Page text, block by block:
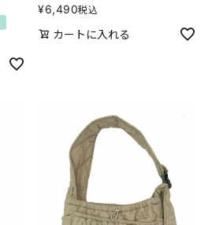
¥6,490税込
カートに入れる